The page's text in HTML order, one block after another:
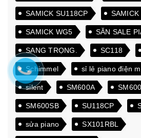
SAMICK SU118CP
SAMICK WG5 SĂN SALE
SANG TRỌNG. SC118
Schimmel sỉ lẻ piano điện
silent SM600A
SM600SB SU118CP
sửa piano SX101RBL